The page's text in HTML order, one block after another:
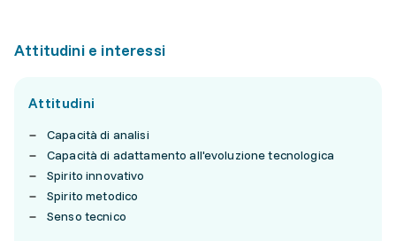
Attitudini e interessi
Attitudini
Capacità di analisi
Capacità di adattamento all'evoluzione tecnologica
Spirito innovativo
Spirito metodico
Senso tecnico